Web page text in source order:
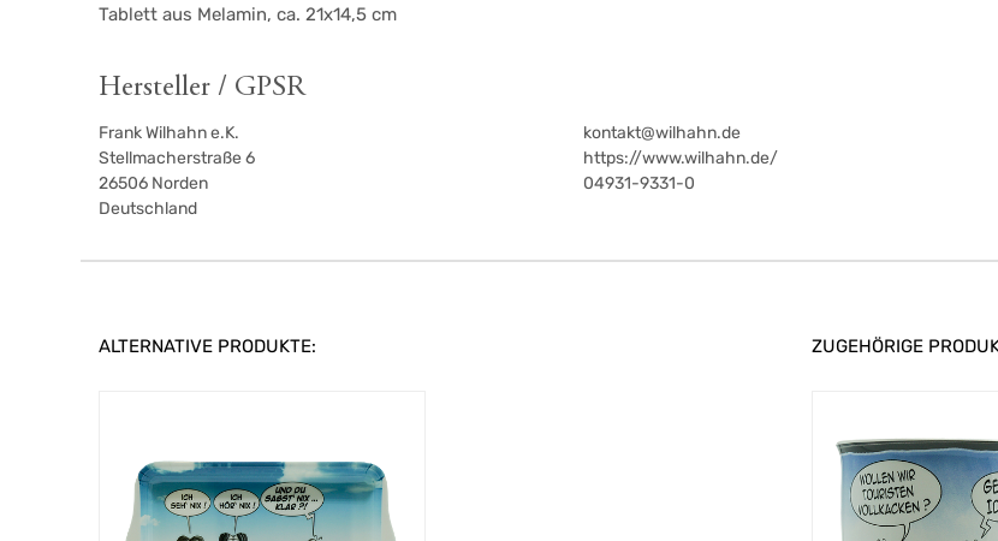
Tablett aus Melamin, ca. 21x14,5 cm
Hersteller / GPSR
Frank Wilhahn e.K.
Stellmacherstraße 6
26506 Norden
Deutschland
kontakt@wilhahn.de
https://www.wilhahn.de/
04931-9331-0
ALTERNATIVE PRODUKTE: ZUGEHÖRIGE